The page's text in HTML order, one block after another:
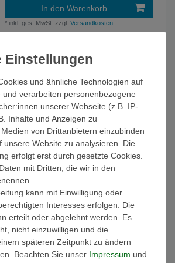
In den Warenkorb
* inkl. ges. MwSt. zzgl.Versandkosten
Warmbat Australia Damen Sportliche Stiefelette
Winterschuhe Willow Plateau WLW3710 Braun
24 Apricot Wildleder / Suede
ab 99,95 € *
Artikel anzeigen
Warmbat Australia Damen Stiefel Stiefel
Kangaroo KNG 3210 Braun 25 Cognac Wildleder
/ Suede
102,66 € *
In den Warenkorb
*inkl. ges. MwSt.zzgl.Versandkosten
Warmbat Australia Damen Stiefel Stiefel Moonbi
MBI 3260 Schwarz 99 Black Wildleder / Suede
und ähnliche Technologien auf
und verarbeiten personenbezogene
unserer Webseite (z.B. IP-
Inhalte und Anzeigen zu
von Drittanbietern einzubinden
unsere Website zu analysieren. Die
erfolgt erst durch gesetzte Cookies.
mit Dritten, die wir in den
kann mit Einwilligung oder
Interesses erfolgen. Die
erteilt oder abgelehnt werden. Es
nicht einzuwilligen und die
späteren Zeitpunkt zu ändern
Beachten Sie unser Impressum und